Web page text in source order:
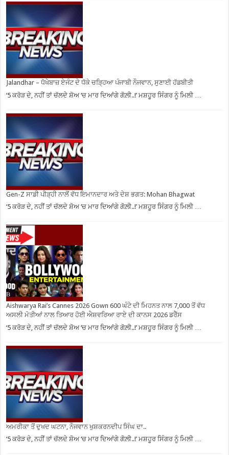
Jalandhar – ਧੋਖੇਬਾਜ਼ ਏਜੰਟ ਦੇ ਧੱਕੇ ਚੜ੍ਹਿਆ ਪੰਜਾਬੀ ਨੌਜਵਾਨ, ਸੁਣਾਈ ਹੱਡਬੀਤੀ
‘5 ਕਰੋੜ ਦੇ, ਨਹੀਂ ਤਾਂ ਚੱਲਦੇ ਸ਼ੋਅ ‘ਚ ਮਾਰ ਦਿਆਂਗੇ ਗੋਲ਼ੀ..!’ ਮਸ਼ਹੂਰ ਸਿੰਗਰ ਨੂੰ ਮਿਲੀ …
Gen-Z ਸਾਡੀ ਪੀੜ੍ਹੀ ਨਾਲੋਂ ਵੱਧ ਇਮਾਨਦਾਰ ਅਤੇ ਦੇਸ਼ ਭਗਤ: Mohan Bhagwat
‘5 ਕਰੋੜ ਦੇ, ਨਹੀਂ ਤਾਂ ਚੱਲਦੇ ਸ਼ੋਅ ‘ਚ ਮਾਰ ਦਿਆਂਗੇ ਗੋਲ਼ੀ..!’ ਮਸ਼ਹੂਰ ਸਿੰਗਰ ਨੂੰ ਮਿਲੀ …
Aishwarya Rai’s Cannes 2026 Gown 600 ਘੰਟੇ ਦੀ ਮਿਹਨਤ ਨਾਲ 7,000 ਤੋਂ ਵੱਧ
ਅਸਲੀ ਮੋਤੀਆਂ ਨਾਲ ਤਿਆਰ ਹੋਈ ਐਸ਼ਵਰਿਆ ਰਾਏ ਦੀ ਕਾਨਸ 2026 ਡਰੈੱਸ
‘5 ਕਰੋੜ ਦੇ, ਨਹੀਂ ਤਾਂ ਚੱਲਦੇ ਸ਼ੋਅ ‘ਚ ਮਾਰ ਦਿਆਂਗੇ ਗੋਲ਼ੀ..!’ ਮਸ਼ਹੂਰ ਸਿੰਗਰ ਨੂੰ ਮਿਲੀ …
ਅਮਰੀਕਾ ਤੋਂ ਦੁਖਦ ਘਟਨਾ, ਨੌਜਵਾਨ ਖੁਸ਼ਕਰਨਦੀਪ ਸਿੰਘ ਦਾ..
‘5 ਕਰੋੜ ਦੇ, ਨਹੀਂ ਤਾਂ ਚੱਲਦੇ ਸ਼ੋਅ ‘ਚ ਮਾਰ ਦਿਆਂਗੇ ਗੋਲ਼ੀ..!’ ਮਸ਼ਹੂਰ ਸਿੰਗਰ ਨੂੰ ਮਿਲੀ …